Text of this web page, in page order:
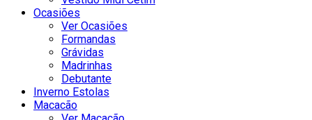
Ocasiões
Ver Ocasiões
Formandas
Grávidas
Madrinhas
Debutante
Inverno Estolas
Macacão